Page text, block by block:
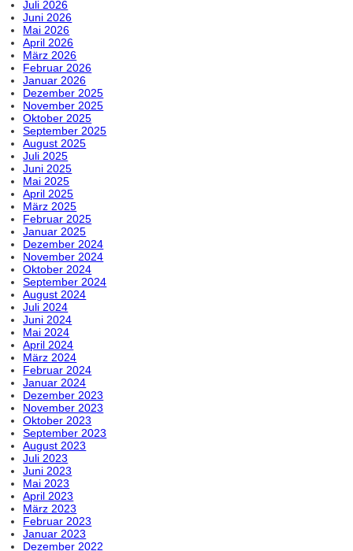
Juli 2026
Juni 2026
Mai 2026
April 2026
März 2026
Februar 2026
Januar 2026
Dezember 2025
November 2025
Oktober 2025
September 2025
August 2025
Juli 2025
Juni 2025
Mai 2025
April 2025
März 2025
Februar 2025
Januar 2025
Dezember 2024
November 2024
Oktober 2024
September 2024
August 2024
Juli 2024
Juni 2024
Mai 2024
April 2024
März 2024
Februar 2024
Januar 2024
Dezember 2023
November 2023
Oktober 2023
September 2023
August 2023
Juli 2023
Juni 2023
Mai 2023
April 2023
März 2023
Februar 2023
Januar 2023
Dezember 2022